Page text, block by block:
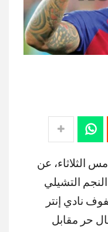
الثلاثاء، عن
التشيلي
نادي إنتر
حر مقابل